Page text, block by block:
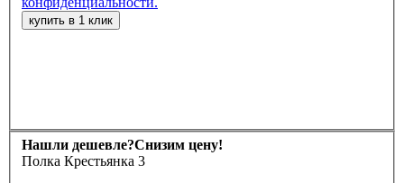
Нашли дешевле?Снизим цену!
Полка Крестьянка 3